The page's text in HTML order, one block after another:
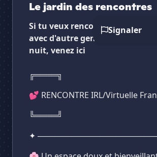
Le jardin des rencontres
Signaler
Si tu veux rencontré ta moitié
avec d'autre gens en journée ou
nuit, venez ici
╔════╗
💕 RENCONTRE IRL/Virtuelle
╚════╝
✦